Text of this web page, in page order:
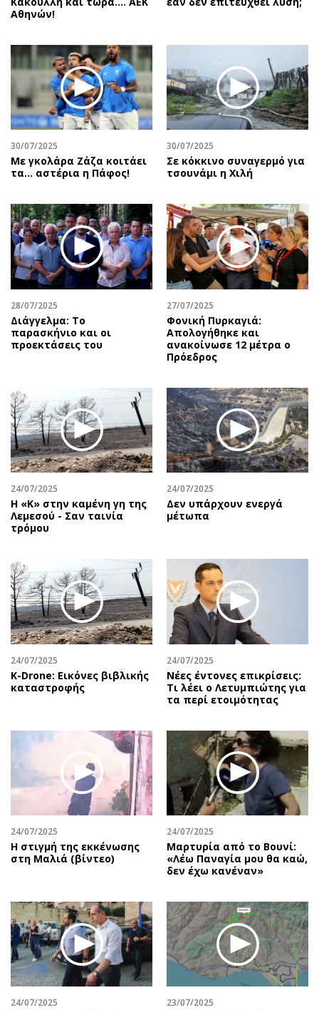
Αθηνών!
30/07/2025
Με γκολάρα Ζάζα κοιτάει
τα... αστέρια η Πάφος!
30/07/2025
Σε κόκκινο συναγερμό για
τσουνάμι η Χιλή
28/07/2025
Διάγγελμα: Το
παρασκήνιο και οι
προεκτάσεις του
27/07/2025
Φονική Πυρκαγιά:
Απολογήθηκε και
ανακοίνωσε 12 μέτρα ο
Πρόεδρος
24/07/2025
Η «Κ» στην καμένη γη της
Λεμεσού - Σαν ταινία
τρόμου
24/07/2025
Δεν υπάρχουν ενεργά
μέτωπα
24/07/2025
Κ-Drone: Εικόνες βιβλικής
καταστροφής
24/07/2025
Νέες έντονες επικρίσεις:
Τι λέει ο Λετυμπιώτης για
τα περί ετοιμότητας
24/07/2025
H στιγμή της εκκένωσης
στη Μαλιά (βίντεο)
24/07/2025
Μαρτυρία από το Βουνί:
«Λέω Παναγία μου θα καώ,
δεν έχω κανέναν»
24/07/2025 23/07/2025